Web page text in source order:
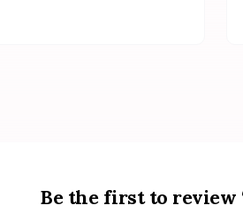
Be the first to review